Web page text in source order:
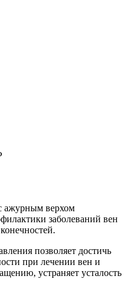
ажурным верхом
заболеваний вен
позволяет достичь
при лечении вен и
устраняет усталость